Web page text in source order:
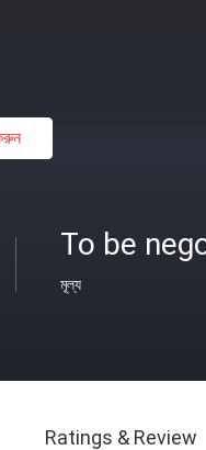
To be
মূল্য
Ratings & Review